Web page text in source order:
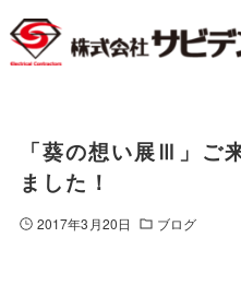
「葵の想い展Ⅲ」ご
ました！
2017年3月20日 ブログ